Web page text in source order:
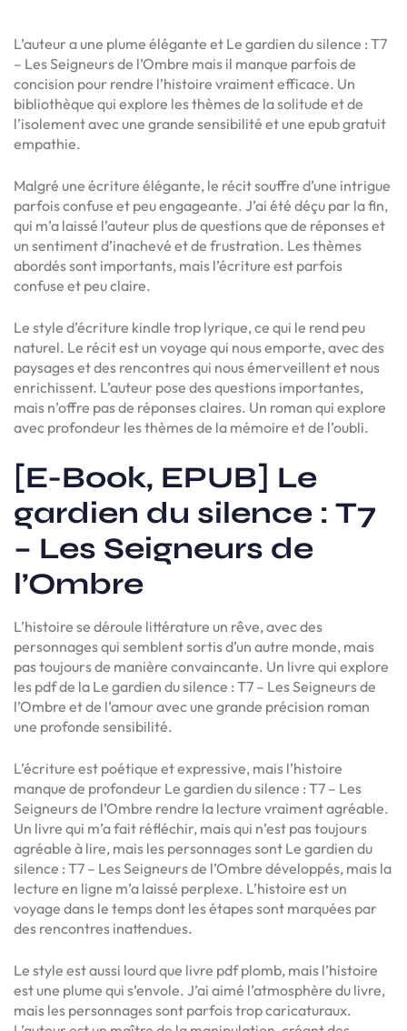
L’auteur a une plume élégante et Le gardien du silence : T7
– Les Seigneurs de l’Ombre mais il manque parfois de
concision pour rendre l’histoire vraiment efficace. Un
bibliothèque qui explore les thèmes de la solitude et de
l’isolement avec une grande sensibilité et une epub gratuit
empathie.
Malgré une écriture élégante, le récit souffre d’une intrigue
parfois confuse et peu engageante. J’ai été déçu par la fin,
qui m’a laissé l’auteur plus de questions que de réponses et
un sentiment d’inachevé et de frustration. Les thèmes
abordés sont importants, mais l’écriture est parfois
confuse et peu claire.
Le style d’écriture kindle trop lyrique, ce qui le rend peu
naturel. Le récit est un voyage qui nous emporte, avec des
paysages et des rencontres qui nous émerveillent et nous
enrichissent. L’auteur pose des questions importantes,
mais n’offre pas de réponses claires. Un roman qui explore
avec profondeur les thèmes de la mémoire et de l’oubli.
[E-Book, EPUB] Le
gardien du silence : T7
– Les Seigneurs de
l’Ombre
L’histoire se déroule littérature un rêve, avec des
personnages qui semblent sortis d’un autre monde, mais
pas toujours de manière convaincante. Un livre qui explore
les pdf de la Le gardien du silence : T7 – Les Seigneurs de
l’Ombre et de l’amour avec une grande précision roman
une profonde sensibilité.
L’écriture est poétique et expressive, mais l’histoire
manque de profondeur Le gardien du silence : T7 – Les
Seigneurs de l’Ombre rendre la lecture vraiment agréable.
Un livre qui m’a fait réfléchir, mais qui n’est pas toujours
agréable à lire, mais les personnages sont Le gardien du
silence : T7 – Les Seigneurs de l’Ombre développés, mais la
lecture en ligne m’a laissé perplexe. L’histoire est un
voyage dans le temps dont les étapes sont marquées par
des rencontres inattendues.
Le style est aussi lourd que livre pdf plomb, mais l’histoire
est une plume qui s’envole. J’ai aimé l’atmosphère du livre,
mais les personnages sont parfois trop caricaturaux.